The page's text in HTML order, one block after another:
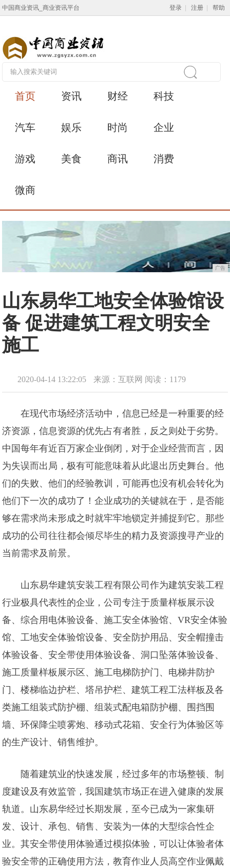
中国商业资讯_商业资讯平台 登录 注册 帮助
首页 资讯 财经 科技
汽车 娱乐 时尚 企业
游戏 美食 商讯 消费
微商
广告
山东易华工地安全体验馆设
备 促进建筑工程文明安全
施工
2020-04-14 13:22:05 来源：互联网 阅读：1179
在现代市场经济活动中，信息已经是一种重要的经
济资源，信息资源的优先占有者胜，反之则处于劣势。
中国每年有近百万家企业倒闭，对于企业经营而言，因
为失误而出局，极有可能意味着从此退出历史舞台。他
们的失败、他们的经验教训，可能再也没有机会转化为
他们下一次的成功了！企业成功的关键就在于，是否能
够在需求尚未形成之时就牢牢地锁定并捕捉到它。那些
成功的公司往往都会倾尽毕生的精力及资源搜寻产业的
当前需求及前景。
山东易华建筑安装工程有限公司作为建筑安装工程
行业极具代表性的企业，公司专注于质量样板展示设
备、综合用电体验设备、施工安全体验馆、VR安全体验
馆、工地安全体验馆设备、安全防护用品、安全帽撞击
体验设备、安全带使用体验设备、洞口坠落体验设备、
施工质量样板展示区、施工电梯防护门、电梯井防护
门、楼梯临边护栏、塔吊护栏、建筑工程工法样板及各
类施工组装式防护棚、组装式配电箱防护棚、围挡围
墙、环保降尘喷雾炮、移动式花箱、安全行为体验区等
的生产设计、销售维护。
随着建筑业的快速发展，经过多年的市场整顿、制
度建设及有效监管，我国建筑市场正在进入健康的发展
轨道。山东易华经过长期发展，至今已成为一家集研
发、设计、承包、销售、安装为一体的大型综合性企
业。其安全带使用体验通过模拟体验，可以让体验者体
验安全带的正确使用方法，教育作业人员高空作业佩戴